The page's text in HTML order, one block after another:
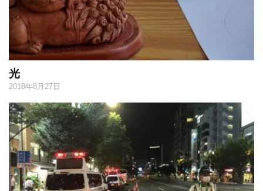
光
2018年8月27日